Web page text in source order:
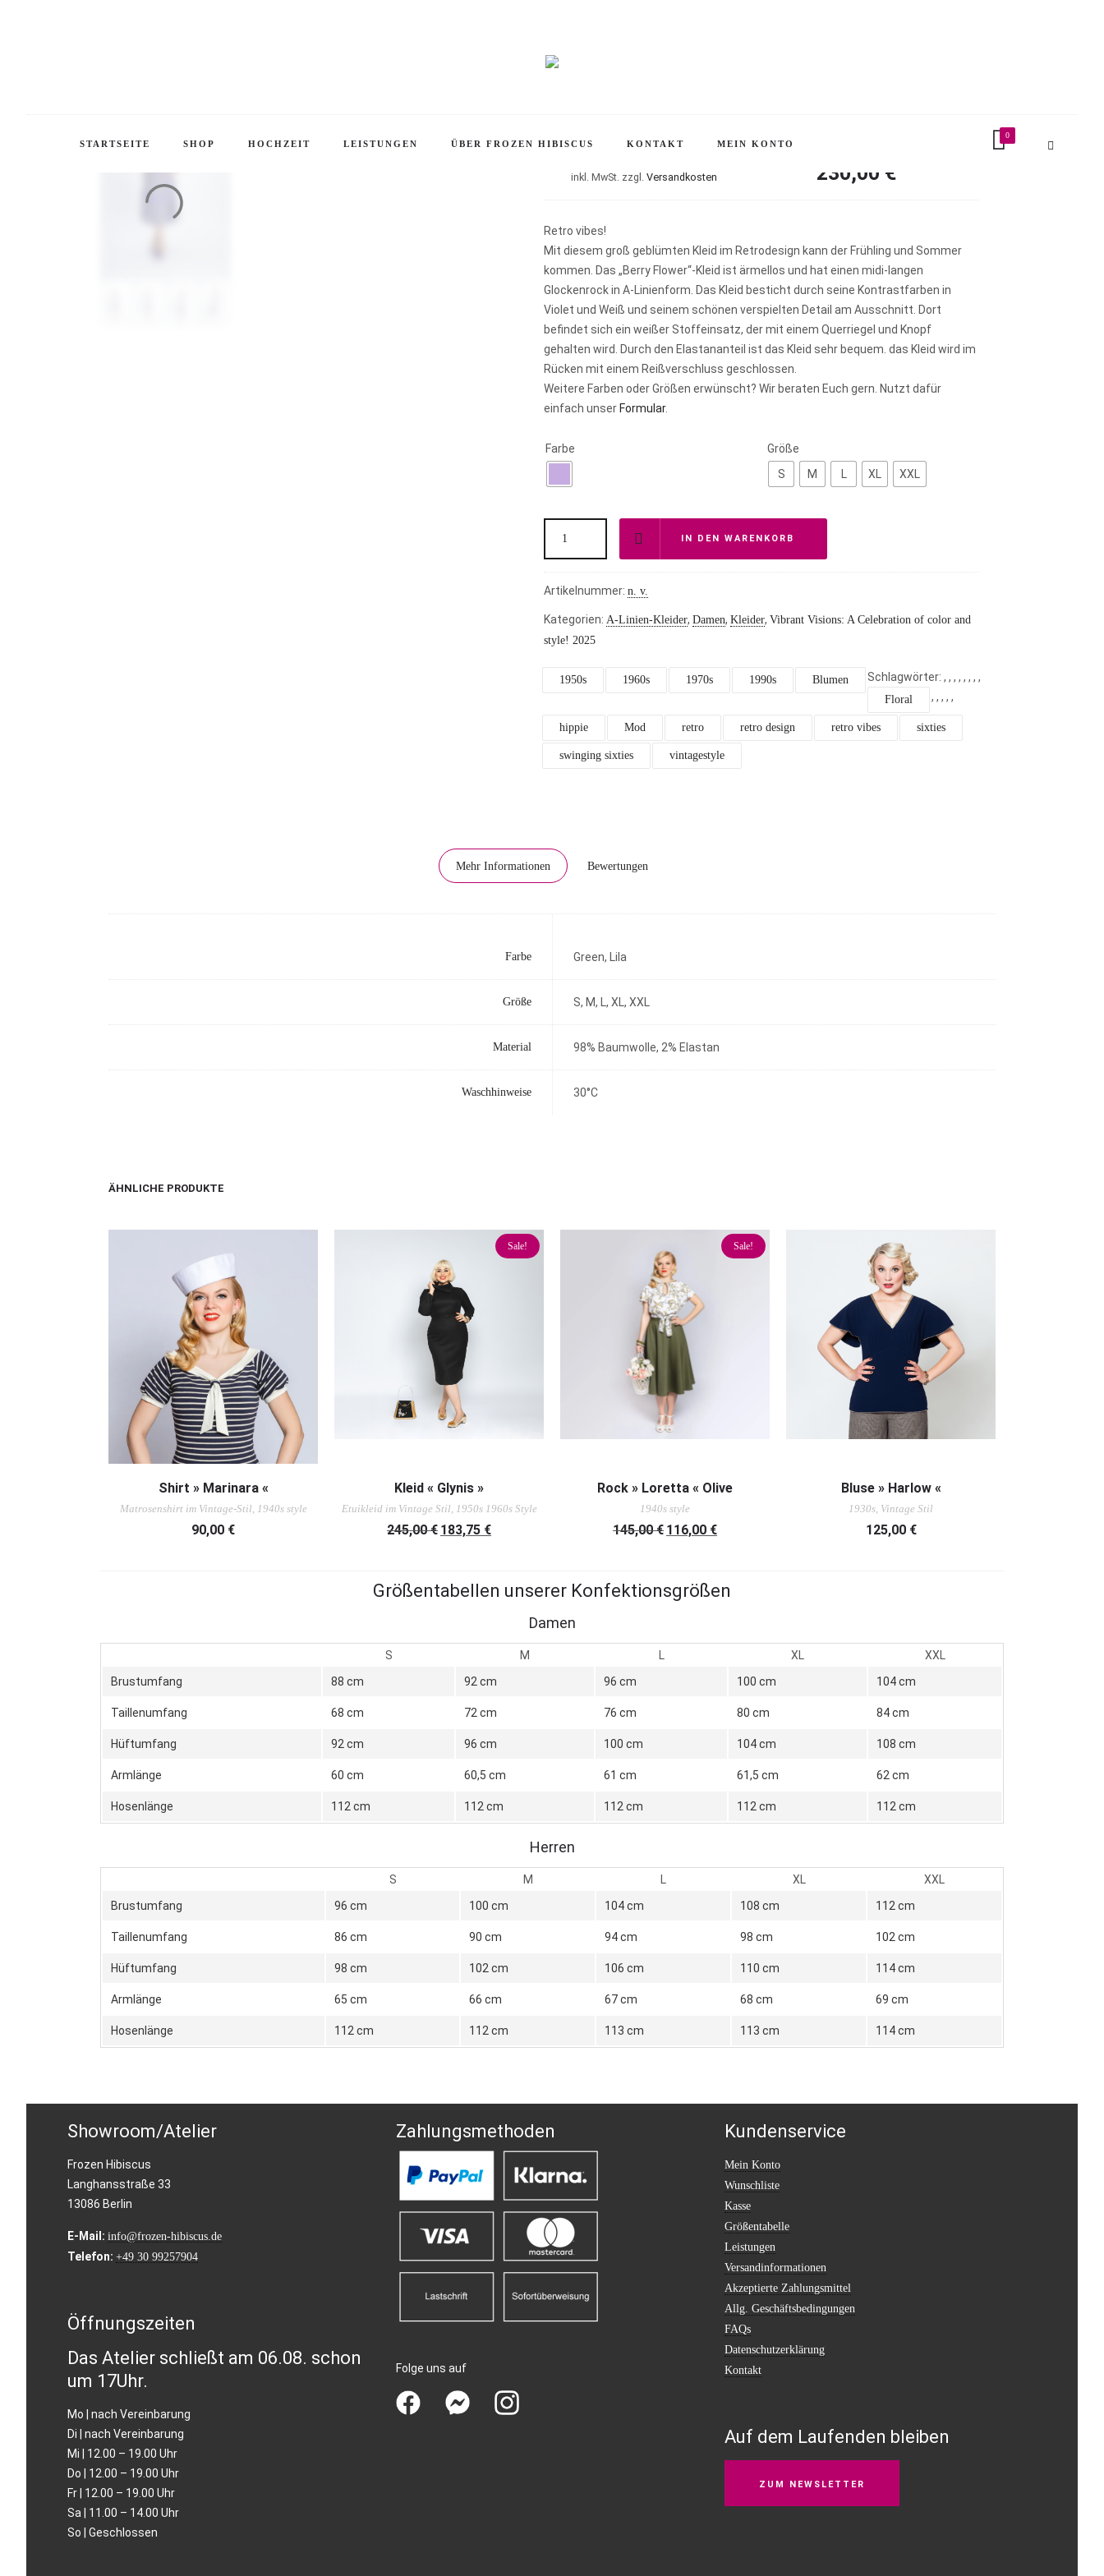
0
STARTSEITE SHOP HOCHZEIT LEISTUNGEN ÜBER FROZEN HIBISCUS KONTAKT MEIN KONTO
inkl. MwSt. zzgl. Versandkosten 230,00 €
Retro vibes!
Mit diesem groß geblümten Kleid im Retrodesign kann der Frühling und Sommer
kommen. Das „Berry Flower“-Kleid ist ärmellos und hat einen midi-langen
Glockenrock in A-Linienform. Das Kleid besticht durch seine Kontrastfarben in
Violet und Weiß und seinem schönen verspielten Detail am Ausschnitt. Dort
befindet sich ein weißer Stoffeinsatz, der mit einem Querriegel und Knopf
gehalten wird. Durch den Elastananteil ist das Kleid sehr bequem. das Kleid wird im
Rücken mit einem Reißverschluss geschlossen.
Weitere Farben oder Größen erwünscht? Wir beraten Euch gern. Nutzt dafür
einfach unser Formular.
Farbe
Größe
S
M L XL XXL
IN DEN WARENKORB
Artikelnummer: n. v.
Kategorien: A-Linien-Kleider, Damen, Kleider, Vibrant Visions: A Celebration of color and
style! 2025
Schlagwörter:
1950s ,
1960s ,
1970s ,
1990s ,
Blumen ,
Floral
,
hippie
,
Mod
,
retro
,
retro design
,
retro vibes
,
sixties
,
swinging sixties
,
vintagestyle
Mehr Informationen Bewertungen
Farbe Green, Lila
Größe S, M, L, XL, XXL
Material 98% Baumwolle, 2% Elastan
Waschhinweise 30°C
ÄHNLICHE PRODUKTE
AUSFÜHRUNG WÄHLEN
Shirt » Marinara «
Matrosenshirt im Vintage-Stil, 1940s style
90,00 €
Sale!
AUSFÜHRUNG WÄHLEN
Kleid « Glynis »
Etuikleid im Vintage Stil, 1950s 1960s Style
245,00€ 183,75 €
Sale!
AUSFÜHRUNG WÄHLEN
Rock » Loretta « Olive
1940s style
145,00€ 116,00 €
AUSFÜHRUNG WÄHLEN
Bluse » Harlow «
1930s, Vintage Stil
125,00 €
Größentabellen unserer Konfektionsgrößen
Damen
S M L XL
XXL
Brustumfang
88 cm 92 cm 96 cm 100 cm 104 cm
Taillenumfang 68 cm 72 cm 76 cm 80 cm 84 cm
Hüftumfang 92 cm 96 cm 100 cm 104 cm 108 cm
Armlänge 60 cm 60,5 cm 61 cm 61,5 cm 62 cm
Hosenlänge 112 cm 112 cm 112 cm 112 cm 112 cm
Herren
S M L XL
XXL
Brustumfang
96 cm 100 cm 104 cm 108 cm 112 cm
Taillenumfang 86 cm 90 cm 94 cm 98 cm 102 cm
Hüftumfang 98 cm 102 cm 106 cm 110 cm 114 cm
Armlänge 65 cm 66 cm 67 cm 68 cm 69 cm
Hosenlänge 112 cm 112 cm 113 cm 113 cm 114 cm
Showroom/Atelier
Frozen Hibiscus
Langhansstraße 33
13086 Berlin
E-Mail: info@frozen-hibiscus.de
Telefon: +49 30 99257904
Öffnungszeiten
Das Atelier schließt am 06.08. schon
um 17Uhr.
Mo | nach Vereinbarung
Di | nach Vereinbarung
Mi | 12.00 – 19.00 Uhr
Do | 12.00 – 19.00 Uhr
Fr | 12.00 – 19.00 Uhr
Sa | 11.00 – 14.00 Uhr
So | Geschlossen
Zahlungsmethoden
Folge uns auf
Kundenservice
Mein Konto
Wunschliste
Kasse
Größentabelle
Leistungen
Versandinformationen
Akzeptierte Zahlungsmittel
Allg. Geschäftsbedingungen
FAQs
Datenschutzerklärung
Kontakt
Auf dem Laufenden bleiben